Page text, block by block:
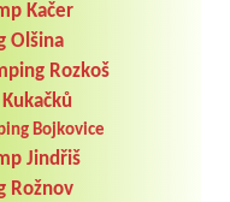
Kačer
Olšina
Rozkoš
Bojkovice
Jindřiš
Rožnov
08-14 |